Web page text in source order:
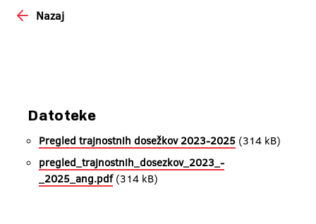
Nazaj
Datoteke
Pregled trajnostnih dosežkov 2023-2025 (314 kB)
pregled_trajnostnih_dosezkov_2023_-
_2025_ang.pdf(314 kB)